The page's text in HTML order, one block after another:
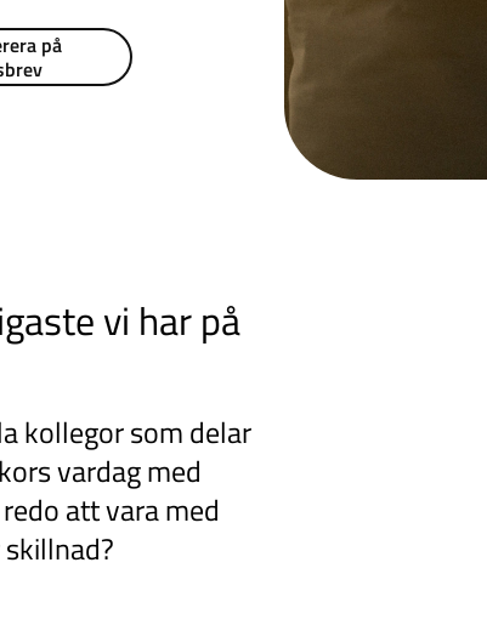
på
vi har på
kollegor som delar
vardag med
att vara med